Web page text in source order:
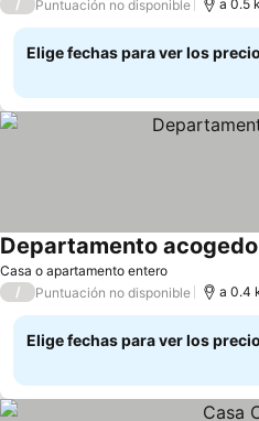
/ Puntuación no disponible a 0.5
Elige fechas para ver los
Casa o apartamento entero
Departamento
/ Puntuación no disponible a 0.4
Elige fechas para ver los